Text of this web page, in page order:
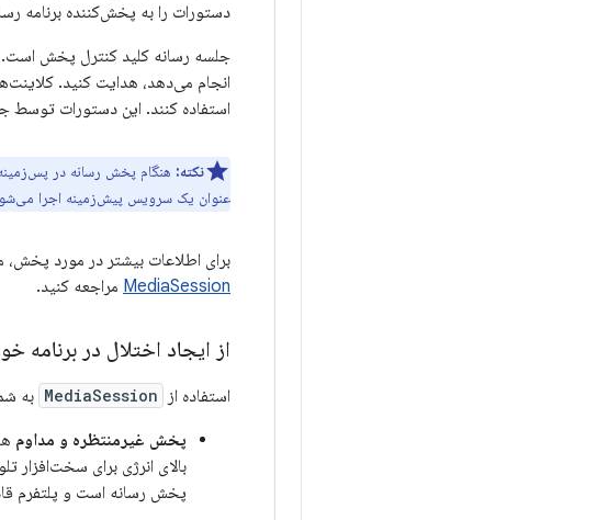
دستورات را به پخش‌کننده برنامه
جلسه رسانه کلید کنترل پخش است.
انجام می‌دهد، هدایت کنید.
استفاده کنند. این دستورات توسط
نکته:
عنوان یک سرویس پیش‌زمینه اجرا
برای اطلاعات بیشتر در مورد
MediaSession مراجعه کنید.
از ایجاد اختلال در برنامه
استفاده از MediaSession به
پخش غیرمنتظره و مداوم
بالای انرژی برای سخت‌افزار
پخش رسانه است و پلتفرم